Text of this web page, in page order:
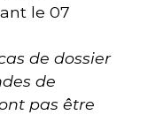
le 07
de dossier
de
pas être